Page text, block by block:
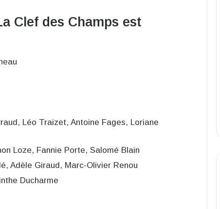
Clef des Champs est
Léo Traizet, Antoine Fages, Loriane
Loze, Fannie Porte, Salomé Blain
Adèle Giraud, Marc-Olivier Renou
Ducharme